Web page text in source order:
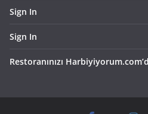
Sign In
Sign In
Restoranınızı